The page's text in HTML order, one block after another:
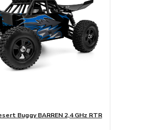
Buggy BARREN 2,4 GHz RTR